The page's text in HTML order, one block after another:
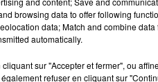
browsing data to offer following
data; Match and combine
automatically.
sur "Accepter et fermer", ou
refuser en cliquant sur